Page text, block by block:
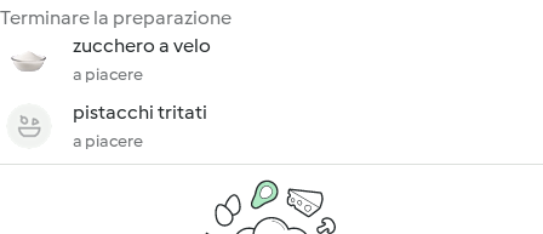
Terminare la preparazione
zucchero a velo
a piacere
pistacchi tritati
a piacere